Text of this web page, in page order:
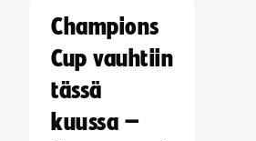
Champions
Cup vauhtiin
tässä
kuussa –